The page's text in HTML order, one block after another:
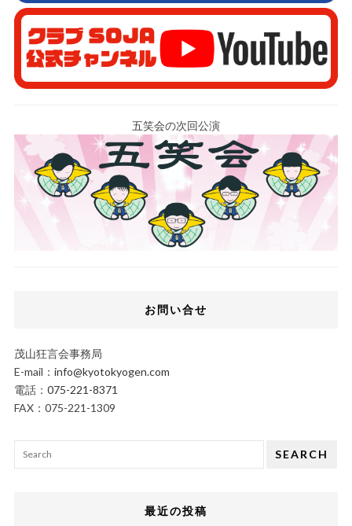
五笑会の次回公演
お問い合せ
茂山狂言会事務局
E-mail： info@kyotokyogen.com
電話： 075-221-8371
FAX：075-221-1309
SEARCH
最近の投稿